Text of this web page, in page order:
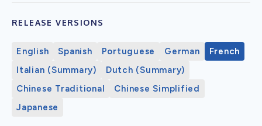
RELEASE VERSIONS
English Spanish Portuguese German
French
Italian (Summary)
Dutch (Summary)
Chinese Traditional
Chinese Simplified
Japanese